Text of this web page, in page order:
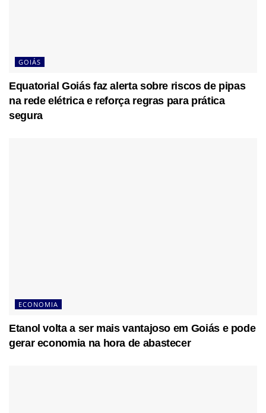
GOIÁS
Equatorial Goiás faz alerta sobre riscos de pipas
na rede elétrica e reforça regras para prática
segura
ECONOMIA
Etanol volta a ser mais vantajoso em Goiás e pode
gerar economia na hora de abastecer